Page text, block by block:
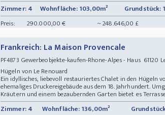
Zimmer: 4
Wohnfläche: 103,00m² Grundstück:
Preis:
290.000,00 € ~ 248.646,00 £
Frankreich: La Maison Provencale
PF4873 Gewerbeobjekte-kaufen-Rhone-Alpes - Haus 61120
Hügeln von Le Renouard
Ein idyllisches, liebevoll restauriertes Chalet in den Hügeln
ehemaliges Druckereigebäude aus dem 18. Jahrhundert.
Kräutern und einem bezaubernden Garten bietet es
Zimmer: 4
Wohnfläche: 136,00m²